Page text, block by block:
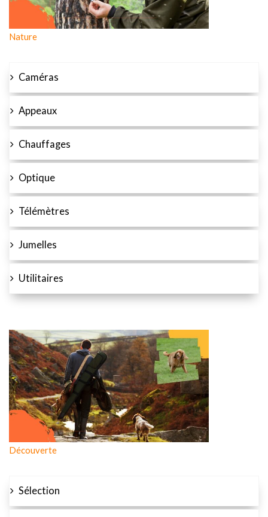
Nature
Caméras
Appeaux
Chauffages
Optique
Télémètres
Jumelles
Utilitaires
Découverte
Sélection